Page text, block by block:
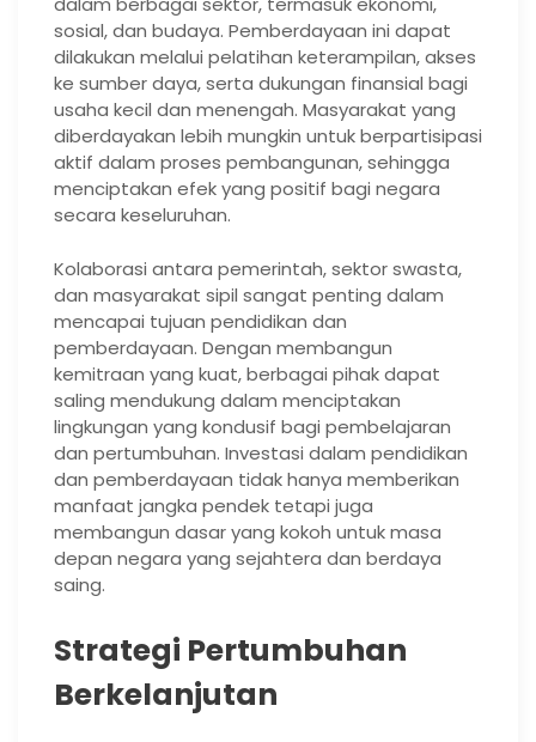
sosial, dan budaya. Pemberdayaan ini dapat
dilakukan melalui pelatihan keterampilan, akses
ke sumber daya, serta dukungan finansial bagi
usaha kecil dan menengah. Masyarakat yang
diberdayakan lebih mungkin untuk berpartisipasi
aktif dalam proses pembangunan, sehingga
menciptakan efek yang positif bagi negara
secara keseluruhan.
Kolaborasi antara pemerintah, sektor swasta,
dan masyarakat sipil sangat penting dalam
mencapai tujuan pendidikan dan
pemberdayaan. Dengan membangun
kemitraan yang kuat, berbagai pihak dapat
saling mendukung dalam menciptakan
lingkungan yang kondusif bagi pembelajaran
dan pertumbuhan. Investasi dalam pendidikan
dan pemberdayaan tidak hanya memberikan
manfaat jangka pendek tetapi juga
membangun dasar yang kokoh untuk masa
depan negara yang sejahtera dan berdaya
saing.
Strategi Pertumbuhan
Berkelanjutan